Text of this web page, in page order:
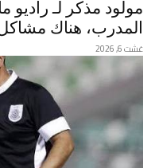
مولود مذكر لـ
المدرب، هناك
غشت 6, 2026